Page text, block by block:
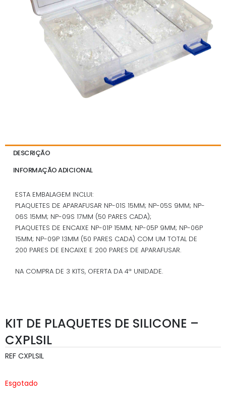
DESCRIÇÃO
INFORMAÇÃO ADICIONAL
ESTA EMBALAGEM INCLUI:
PLAQUETES DE APARAFUSAR NP-01S 15MM; NP-05S 9MM; NP-
06S 15MM; NP-09S 17MM (50 PARES CADA);
PLAQUETES DE ENCAIXE NP-01P 15MM; NP-05P 9MM; NP-06P
15MM; NP-09P 13MM (50 PARES CADA) COM UM TOTAL DE
200 PARES DE ENCAIXE E 200 PARES DE APARAFUSAR.
NA COMPRA DE 3 KITS, OFERTA DA 4ª UNIDADE.
KIT DE PLAQUETES DE SILICONE –
CXPLSIL
REF CXPLSIL
Esgotado